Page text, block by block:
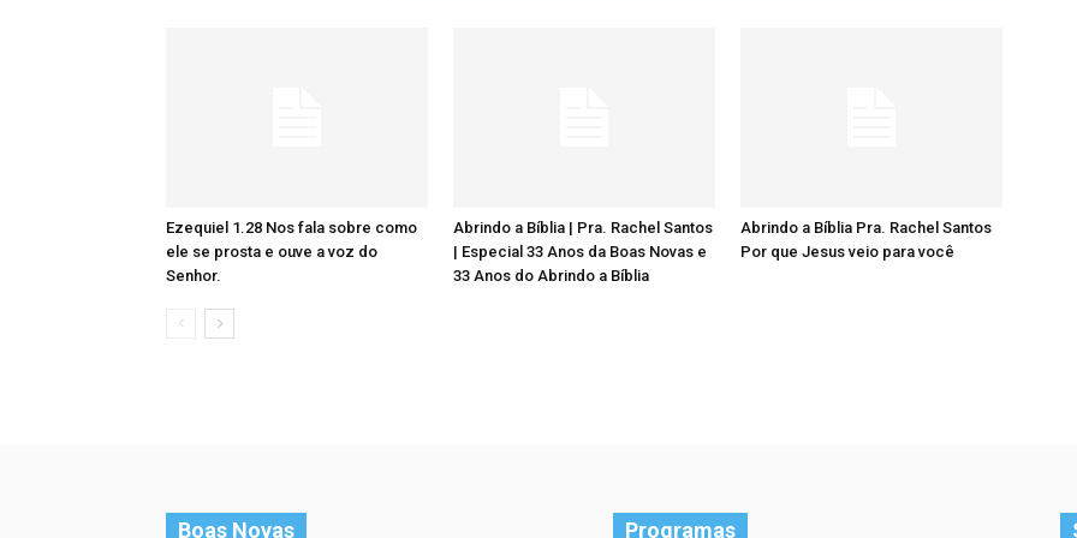
Ezequiel 1.28 Nos fala sobre como
ele se prosta e ouve a voz do
Senhor.
Abrindo a Bíblia | Pra. Rachel Santos
| Especial 33 Anos da Boas Novas e
33 Anos do Abrindo a Bíblia
Abrindo a Bíblia Pra. Rachel Santos
Por que Jesus veio para você
Boas Novas Programas